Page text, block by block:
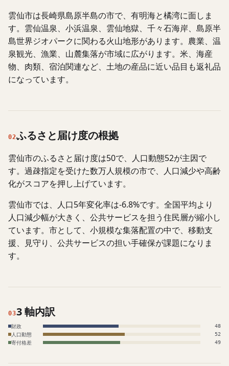
雲仙市は長崎県島原半島の市で、有明海と橘湾に面しま
す。雲仙温泉、小浜温泉、雲仙地獄、千々石海岸、島原半
島世界ジオパークに関わる火山地形があります。農業、温
泉観光、漁業、山麓集落が市域に広がります。米、海産
物、肉類、宿泊関連など、土地の産品に近い品目も返礼品
になっています。
02ふるさと届け度の根拠
雲仙市のふるさと届け度は50で、人口動態52が主因で
す。過疎指定を受けた数万人規模の市で、人口減少や高齢
化がスコアを押し上げています。
雲仙市では、人口5年変化率は-6.8%です。全国平均より
人口減少幅が大きく、公共サービスを担う住民層が縮小し
ています。市として、小規模な集落配置の中で、移動支
援、見守り、公共サービスの担い手確保が課題になりま
す。
033 軸内訳
財政 48
人口動態 52
寄付格差 49